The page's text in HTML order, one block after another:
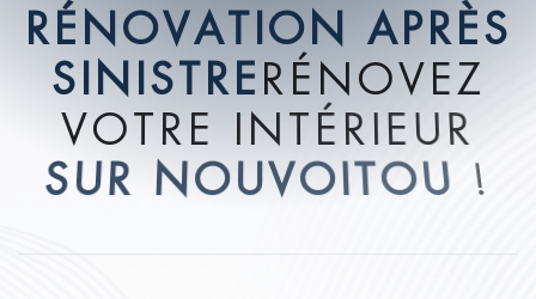
RÉ NOVATION APRÈS
SI N ISTRERÉ NOVEZ
VOTRE I NTÉRIEUR
SUR NOUVOITOU !